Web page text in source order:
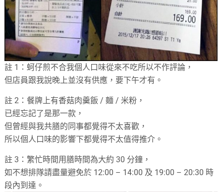
註 1：蚵仔煎不合我個人口味從來不吃所以不作評論，
但店員跟我說晚上並沒有供應，要下午才有。
註 2：餐牌上有香菇肉羹飯 / 麵 / 米粉，
已經忘記了是那一款，
但曾經與我共膳的同事都覺得不太喜歡，
所以個人口味的影響下都覺得不太值得推介。
註 3：繁忙時間用膳時間為大約 30 分鐘，
如不想排隊請盡量避免於 12:00 – 14:00 及 19:00 – 20:30 時
段內到達。